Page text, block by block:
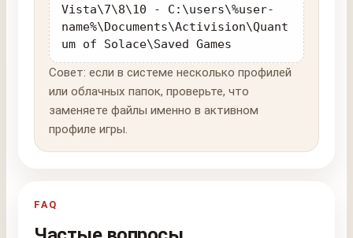
Vista\7\8\10 - C:\users\%user-
name%\Documents\Activision\Quant
um of Solace\Saved Games
Совет: если в системе несколько профилей
или облачных папок, проверьте, что
заменяете файлы именно в активном
профиле игры.
FAQ